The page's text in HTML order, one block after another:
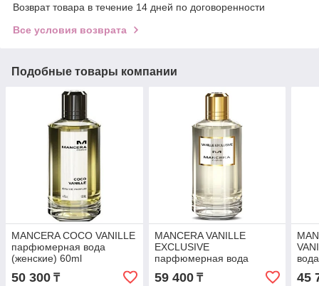
Возврат товара в течение 14 дней по договоренности
Все условия возврата
Подобные товары компании
MANCERA COCO VANILLE
парфюмерная вода
(женские) 60ml
50 300 ₸
MANCERA VANILLE
EXCLUSIVE
парфюмерная вода
(унисекс) 60ml *Tester
59 400₸ 45